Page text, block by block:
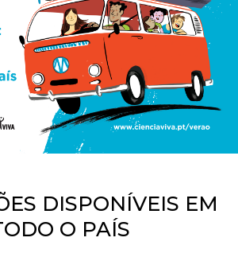
DISPONÍVEIS EM
O PAÍS